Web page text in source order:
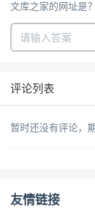
文库之家的网址是？
评论列表
暂时还没有评论，
友情链接